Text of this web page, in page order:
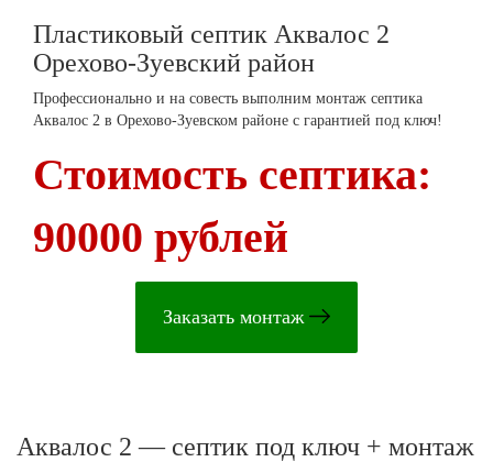
Пластиковый септик Аквалос 2
Орехово-Зуевский район
Профессионально и на совесть выполним монтаж септика
Аквалос 2 в Орехово-Зуевском районе с гарантией под ключ!
Стоимость септика:
90000 рублей
Заказать монтаж
Аквалос 2 — септик под ключ + монтаж